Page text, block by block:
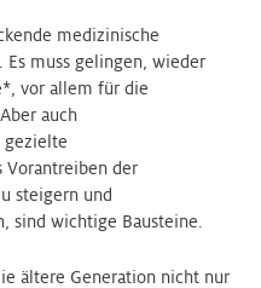
medizinische
muss gelingen, wieder
vor allem für die
auch
gezielte
Vorantreiben der
steigern und
sind wichtige Bausteine.
ältere Generation nicht nur